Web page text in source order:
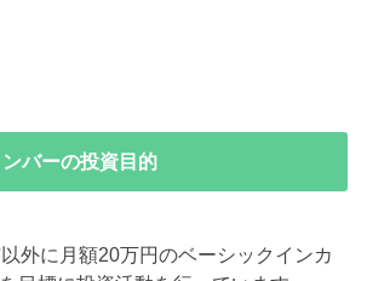
バーの投資目的
外に月額20万円のベーシックインカ